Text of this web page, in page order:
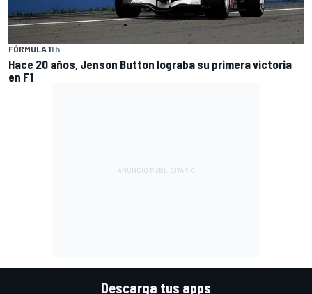
FÓRMULA 11 h
Hace 20 años, Jenson Button lograba su primera victoria
en F1
Descarga tus apps